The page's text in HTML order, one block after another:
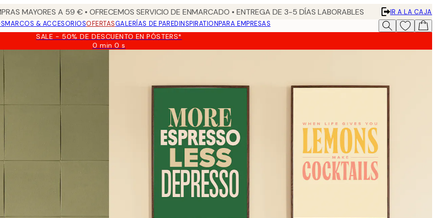
MAYORES A 59 € • OFRECEMOS SERVICIO DE ENMARCADO • ENTREGA DE 3-5 DÍAS LABORABLES
IR A LA CAJA
MARCOS & ACCESORIOSOFERTASGALERÍAS DE PAREDINSPIRATIONPARA EMPRESAS
SALE - 50% DE DESCUENTO EN PÓSTERS*
0 min0 s
Válido